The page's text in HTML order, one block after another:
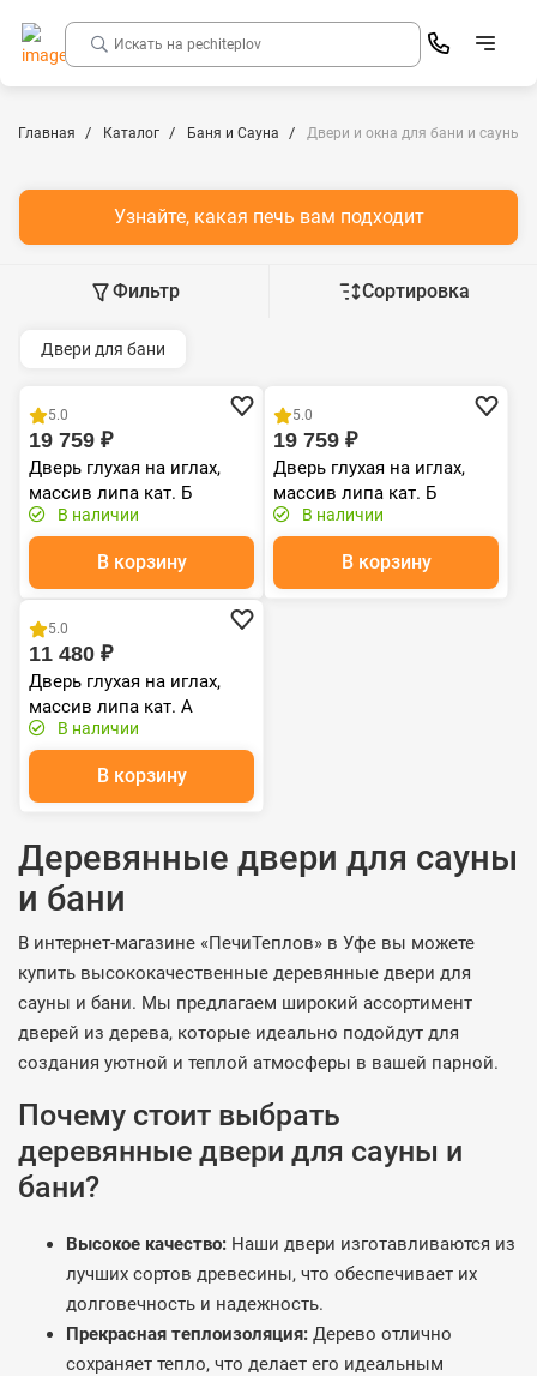
Главная Каталог Баня и Сауна Двери и окна для бани и сауны
Узнайте, какая печь вам подходит
Фильтр Сортировка
Двери для бани
5.0
19 759 ₽
Дверь глухая на иглах,
массив липа кат. Б
(1700х800)
В наличии
В корзину
5.0
19 759 ₽
Дверь глухая на иглах,
массив липа кат. Б
(1700х700)
В наличии
В корзину
Распродажа
5.0
11 480 ₽
Дверь глухая на иглах,
массив липа кат. А
(1600х800)
В наличии
В корзину
Деревянные двери для сауны
и бани
В интернет-магазине «ПечиТеплов» в Уфе вы можете
купить высококачественные деревянные двери для
сауны и бани. Мы предлагаем широкий ассортимент
дверей из дерева, которые идеально подойдут для
создания уютной и теплой атмосферы в вашей парной.
Почему стоит выбрать
деревянные двери для сауны и
бани?
Высокое качество: Наши двери изготавливаются из
лучших сортов древесины, что обеспечивает их
долговечность и надежность.
Прекрасная теплоизоляция: Дерево отлично
сохраняет тепло, что делает его идеальным